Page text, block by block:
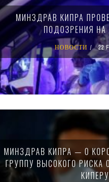
МИНЗДРАВ КИПРА
ПОДОЗРЕНИЯ
НОВОСТИ 22
МИНЗДРАВ КИПРА — О
ГРУППУ ВЫСОКОГО РИСКА